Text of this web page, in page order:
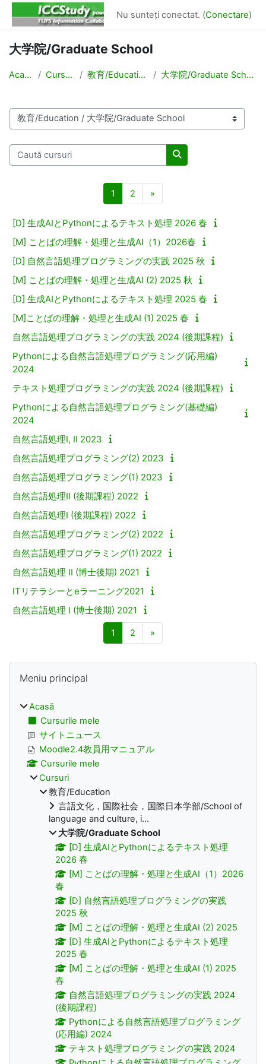
Sari la conţinutul principal
Nu sunteți conectat. (Conectare)
大学院/Graduate School
Acasă Cursuri 教育/Education 大学院/Graduate School
Categorii curs
Caută cursuri
Caută cursuri
1 Pagina 1
2 Pagina 2
»
[D] 生成AIとPythonによるテキスト処理 2026 春
[M] ことばの理解・処理と生成AI（1）2026春
[D] 自然言語処理プログラミングの実践 2025 秋
[M] ことばの理解・処理と生成AI (2) 2025 秋
[D] 生成AIとPythonによるテキスト処理 2025 春
[M]ことばの理解・処理と生成AI (1) 2025 春
自然言語処理プログラミングの実践 2024 (後期課程)
Pythonによる自然言語処理プログラミング(応用編)
2024
テキスト処理プログラミングの実践 2024 (後期課程)
Pythonによる自然言語処理プログラミング(基礎編)
2024
自然言語処理I, II 2023
自然言語処理プログラミング(2) 2023
自然言語処理プログラミング(1) 2023
自然言語処理II (後期課程) 2022
自然言語処理I (後期課程) 2022
自然言語処理プログラミング(2) 2022
自然言語処理プログラミング(1) 2022
自然言語処理 II (博士後期) 2021
ITリテラシーとeラーニング2021
自然言語処理 I (博士後期) 2021
1 Pagina 1
2 Pagina 2
»
Blocuri
Meniu principal
Acasă
Cursurile mele
サイトニュース
Moodle2.4教員用マニュアル
Cursurile mele
Cursuri
教育/Education
言語文化，国際社会，国際日本学部/School of
language and culture, i...
大学院/Graduate School
[D] 生成AIとPythonによるテキスト処理
2026 春
[M] ことばの理解・処理と生成AI（1）2026
春
[D] 自然言語処理プログラミングの実践
2025 秋
[M] ことばの理解・処理と生成AI (2) 2025
[D] 生成AIとPythonによるテキスト処理
2025 春
[M] ことばの理解・処理と生成AI (1) 2025
春
自然言語処理プログラミングの実践 2024
(後期課程)
Pythonによる自然言語処理プログラミング
(応用編) 2024
テキスト処理プログラミングの実践 2024